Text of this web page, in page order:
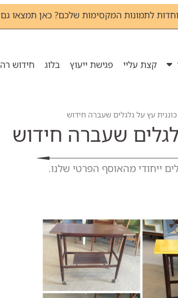
לתמונות המקסימות שלכם? כאן תמצאו
קצת עליי פגישת ייעוץ בלוג חידוש
כוננית עץ על גלגלים שעברה חידוש
שעברה חידוש
ייחודי מהאוסף הפרטי שלנו.